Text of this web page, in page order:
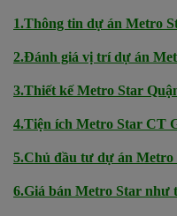
1.Thông tin dự án Metro
2.Đánh giá vị trí dự án
3.Thiết kế Metro Star
4.Tiện ích Metro Star CT
5.Chủ đầu tư dự án Metro
6.Giá bán Metro Star như